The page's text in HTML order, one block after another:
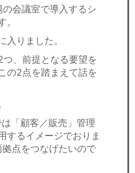
会議室で導入するシ
りました。
つ、前提となる要望を
の2点を踏まえて話を
は「顧客／販売」管理
するイメージでおりま
点をつなげたいので